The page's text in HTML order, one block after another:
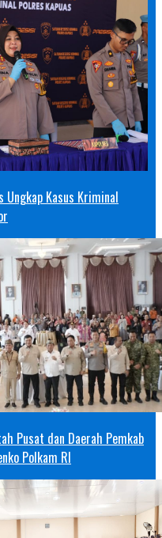
Ungkap Kasus Kriminal
Pusat dan Daerah Pemkab
Polkam RI